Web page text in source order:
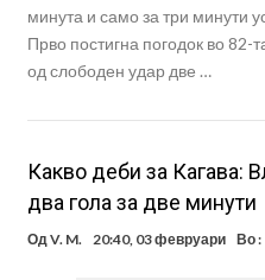
минута и само за три минути
Прво постигна погодок во 82-
од слободен удар две …
Какво деби за Кагава:
два гола за две минути
ОдV. M. 20:40, 03 февруари Во :